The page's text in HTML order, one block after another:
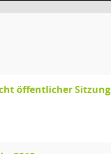
öffentlicher Sitzung